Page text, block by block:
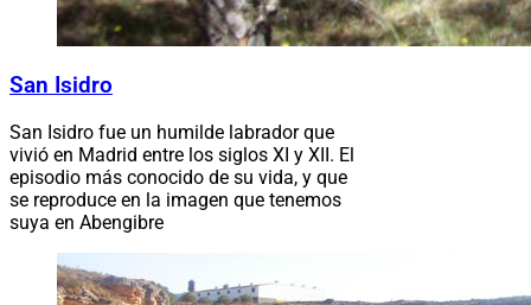
San Isidro
San Isidro fue un humilde labrador que
vivió en Madrid entre los siglos XI y XII. El
episodio más conocido de su vida, y que
se reproduce en la imagen que tenemos
suya en Abengibre